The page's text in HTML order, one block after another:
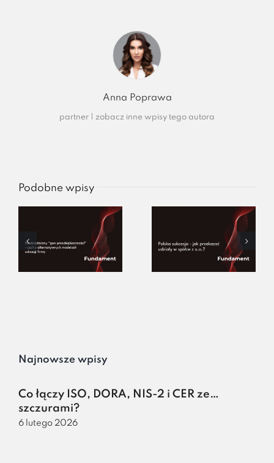
Anna Poprawa
partner zobacz inne wpisy tego autora
Podobne wpisy
Najnowsze wpisy
Co łączy ISO, DORA, NIS-2 i CER ze…
szczurami?
6 lutego 2026